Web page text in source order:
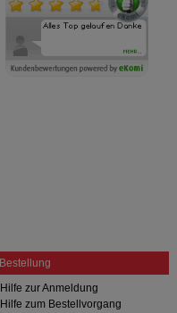
Bestellung
Hilfe zur Anmeldung
Hilfe zum Bestellvorgang